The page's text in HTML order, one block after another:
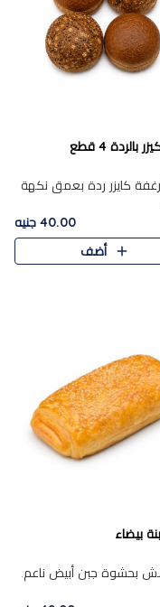
بالردة 4 قطع
كايزر ردة بعمق نكهة
40.00 جنيه
أضف
بيضاء
هش بحشوة جبن أبيض ناعم.